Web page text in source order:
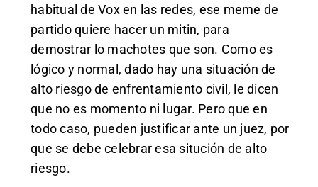
habitual de Vox en las redes, ese meme de
partido quiere hacer un mitin, para
demostrar lo machotes que son. Como es
lógico y normal, dado hay una situación de
alto riesgo de enfrentamiento civil, le dicen
que no es momento ni lugar. Pero que en
todo caso, pueden justificar ante un juez, por
que se debe celebrar esa situción de alto
riesgo.